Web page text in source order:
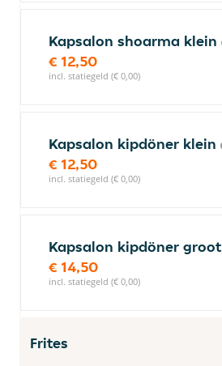
Kapsalon shoarma klein
€ 12,50
incl. statiegeld (€ 0,00)
Kapsalon kipdöner klein
€ 12,50
incl. statiegeld (€ 0,00)
Kapsalon kipdöner groot
€ 14,50
incl. statiegeld (€ 0,00)
Frites